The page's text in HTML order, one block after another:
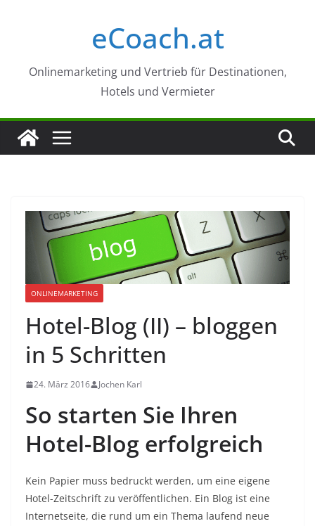
eCoach.at
Onlinemarketing und Vertrieb für Destinationen,
Hotels und Vermieter
ONLINEMARKETING
Hotel-Blog (II) – bloggen
in 5 Schritten
24. März 2016 Jochen Karl
So starten Sie Ihren
Hotel-Blog erfolgreich
Kein Papier muss bedruckt werden, um eine eigene
Hotel-Zeitschrift zu veröffentlichen. Ein Blog ist eine
Internetseite, die rund um ein Thema laufend neue